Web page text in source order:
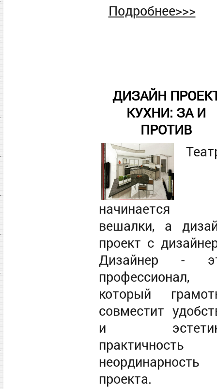
Подробнее>>>
ДИЗАЙН
КУХНИ: ЗА И
ПРОТИВ
начинается
вешалки, а
проект с
Дизайнер -
профессионал,
который
совместит
и
неординарность
проекта.